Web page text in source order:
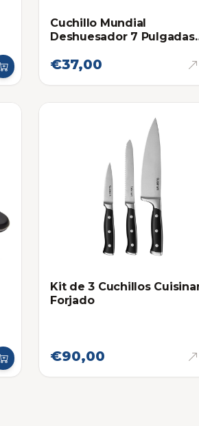
Cuchillo Mundial
Deshuesador 7 Pulgadas
€37,00
Kit de 3 Cuchillos
Forjado
€90,00